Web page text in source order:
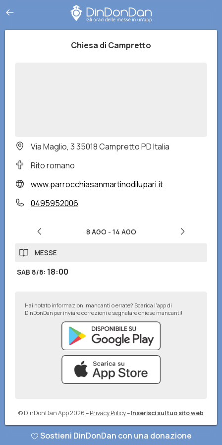
Chiesa di Campretto
Via Maglio, 3 35018 Campretto PD Italia
Rito romano
www.parrocchiasanmartinodilupari.it
0495952006
8 AGO - 14 AGO
MESSE
SAB 8/8: 18:00
Hai notato informazioni mancanti o errate? Scarica l'app di
DinDonDan per inviare correzioni e segnalare chiese mancanti!
© DinDonDan App 2026–Privacy Policy–Inserisci sul tuo sito web
Sostieni DinDonDan con una donazione